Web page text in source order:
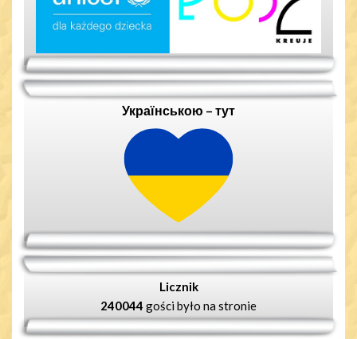
Українською – тут
Licznik
240044 gości było na stronie